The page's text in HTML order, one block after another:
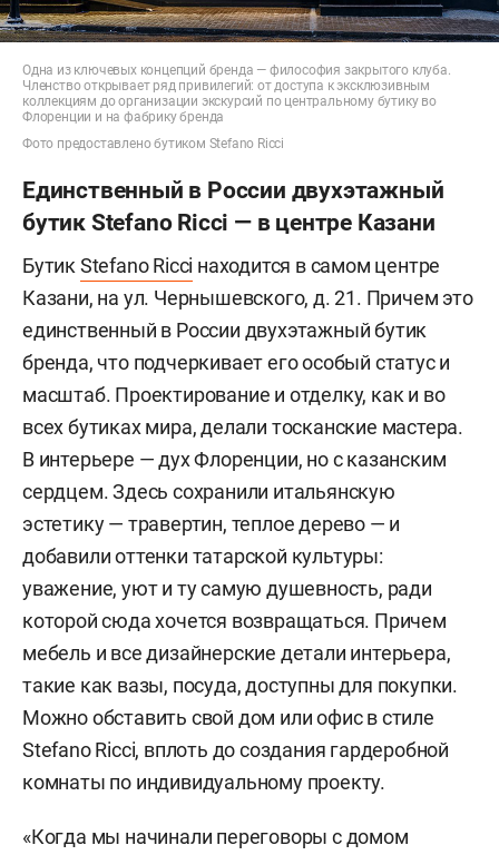
Одна из ключевых концепций бренда — философия закрытого клуба.
Членство открывает ряд привилегий: от доступа к эксклюзивным
коллекциям до организации экскурсий по центральному бутику во
Флоренции и на фабрику бренда
Фото предоставлено бутиком Stefano Ricci
Единственный в России двухэтажный
бутик Stefano Ricci — в центре Казани
Бутик Stefano Ricci находится в самом центре
Казани, на ул. Чернышевского, д. 21. Причем это
единственный в России двухэтажный бутик
бренда, что подчеркивает его особый статус и
масштаб. Проектирование и отделку, как и во
всех бутиках мира, делали тосканские мастера.
В интерьере — дух Флоренции, но с казанским
сердцем. Здесь сохранили итальянскую
эстетику — травертин, теплое дерево — и
добавили оттенки татарской культуры:
уважение, уют и ту самую душевность, ради
которой сюда хочется возвращаться. Причем
мебель и все дизайнерские детали интерьера,
такие как вазы, посуда, доступны для покупки.
Можно обставить свой дом или офис в стиле
Stefano Ricci, вплоть до создания гардеробной
комнаты по индивидуальному проекту.
«Когда мы начинали переговоры с домом